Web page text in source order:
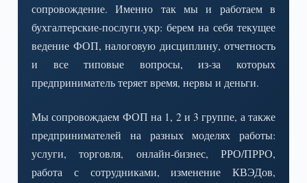
сопровождение. Именно так мы и работаем в
бухгалтерские-послуги.укр: берем на себя текущее
ведение ФОП, налоговую дисциплину, отчетность
и все типовые вопросы, из-за которых
предприниматель теряет время, нервы и деньги.
Мы сопровождаем ФОП на 1, 2 и 3 группе, а также
предпринимателей на разных моделях работы:
услуги, торговля, онлайн-бизнес, РРО/ПРРО,
работа с сотрудниками, изменение КВЭДов,